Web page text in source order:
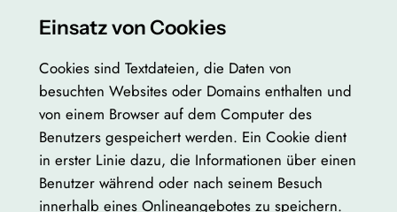
Einsatz von Cookies
Cookies sind Textdateien, die Daten von
besuchten Websites oder Domains enthalten und
von einem Browser auf dem Computer des
Benutzers gespeichert werden. Ein Cookie dient
in erster Linie dazu, die Informationen über einen
Benutzer während oder nach seinem Besuch
innerhalb eines Onlineangebotes zu speichern.